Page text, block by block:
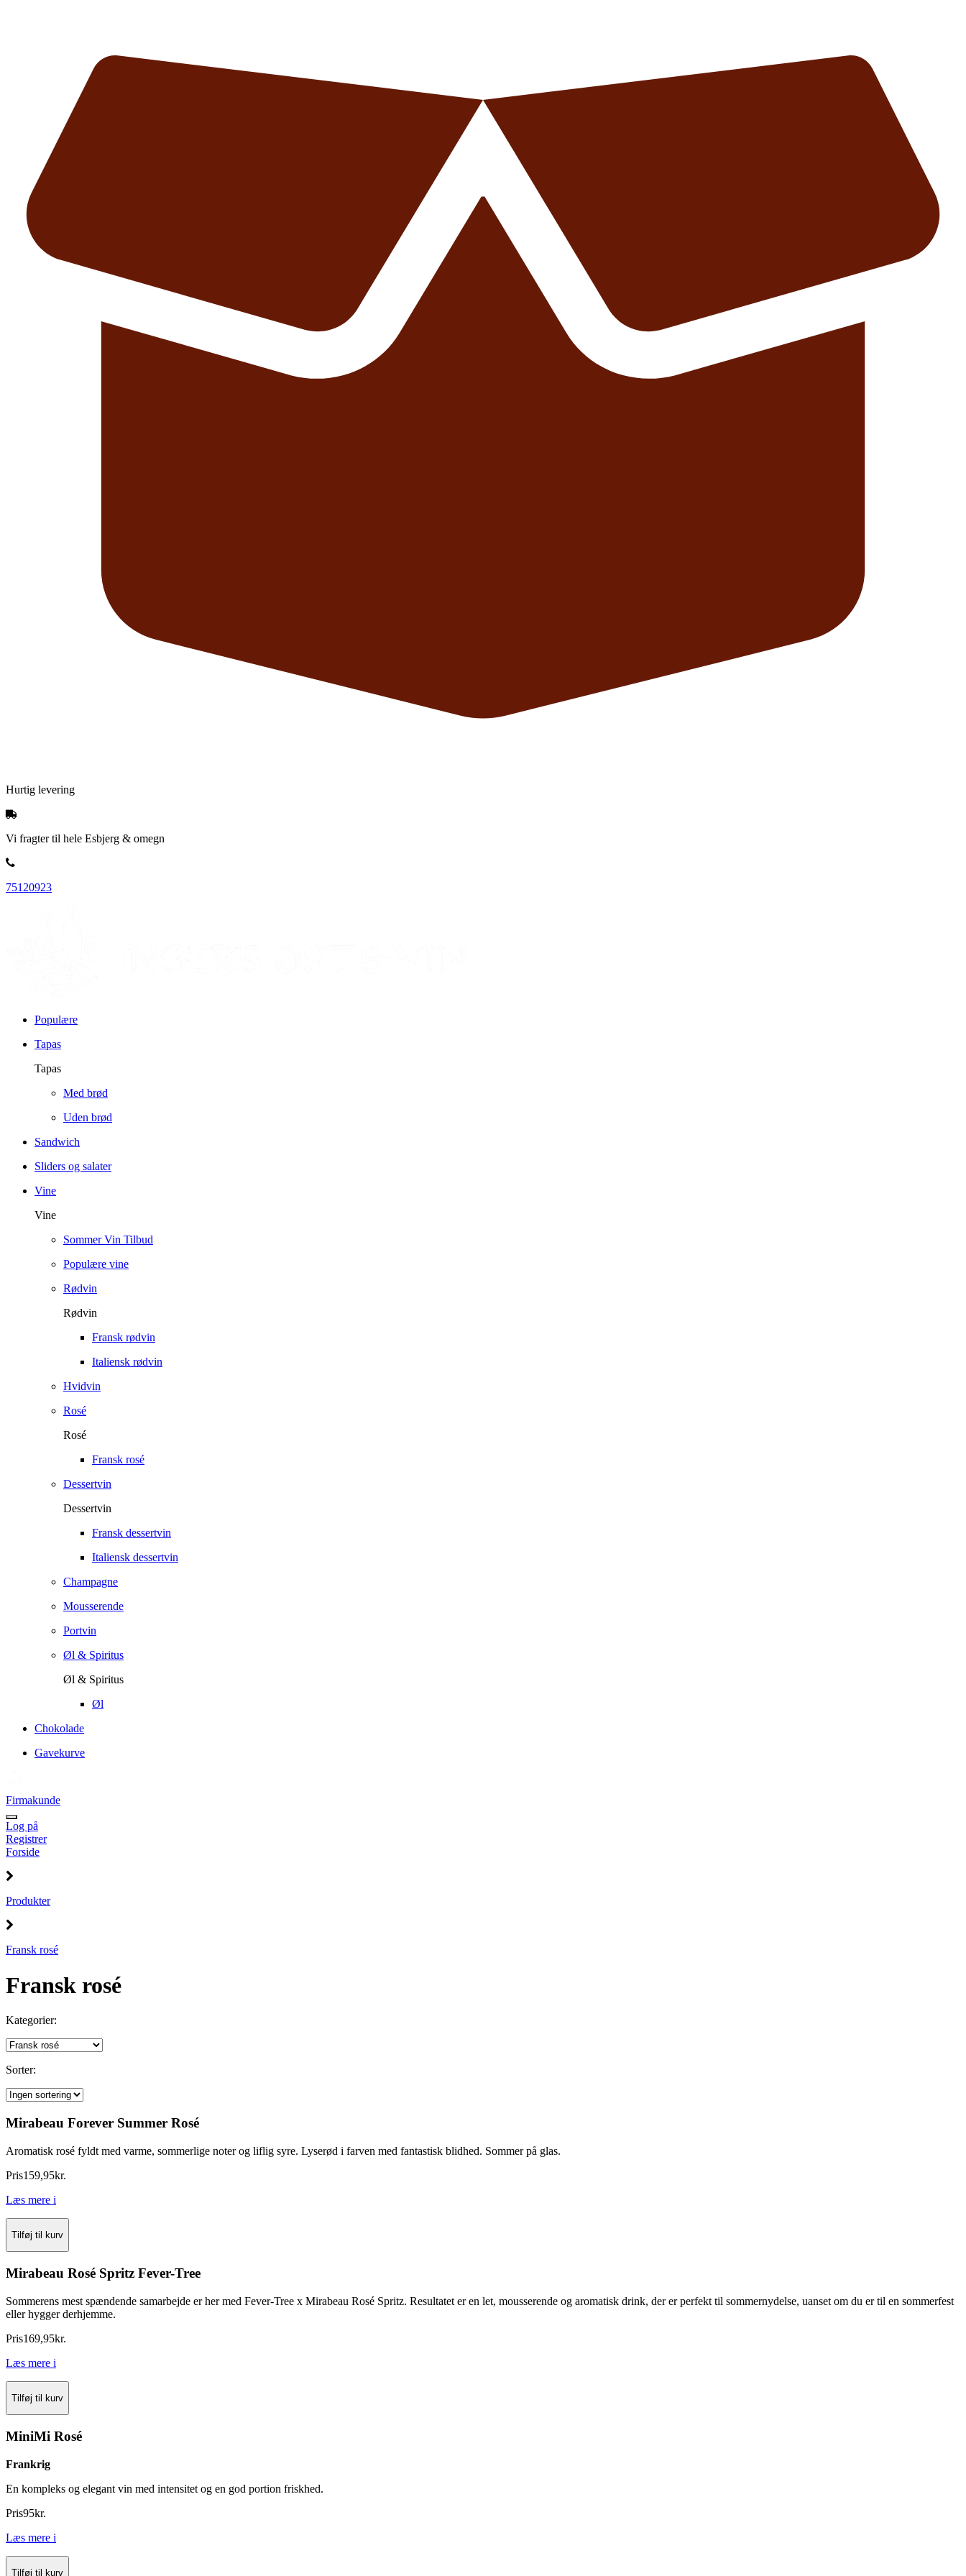
Hurtig levering
Vi fragter til hele Esbjerg & omegn
75120923
Populære
Tapas
Tapas
Med brød
Uden brød
Sandwich
Sliders og salater
Vine
Vine
Sommer Vin Tilbud
Populære vine
Rødvin
Rødvin
Fransk rødvin
Italiensk rødvin
Hvidvin
Rosé
Rosé
Fransk rosé
Dessertvin
Dessertvin
Fransk dessertvin
Italiensk dessertvin
Champagne
Mousserende
Portvin
Øl & Spiritus
Øl & Spiritus
Øl
Chokolade
Gavekurve
Firmakunde
Log på
Registrer
Forside
Produkter
Fransk rosé
Fransk rosé
Kategorier:
Sorter:
Mirabeau Forever Summer Rosé
Aromatisk rosé fyldt med varme, sommerlige noter og liflig syre. Lyserød i farven med fantastisk blidhed. Sommer på glas.
Pris159,95kr.
Læs mere i
Tilføj til kurv
Mirabeau Rosé Spritz Fever-Tree
Sommerens mest spændende samarbejde er her med Fever-Tree x Mirabeau Rosé Spritz. Resultatet er en let, mousserende og aromatisk drink, der er perfekt til sommernydelse, uanset om du er til en sommerfest
eller hygger derhjemme.
Pris169,95kr.
Læs mere i
Tilføj til kurv
MiniMi Rosé
Frankrig
En kompleks og elegant vin med intensitet og en god portion friskhed.
Pris95kr.
Læs mere i
Tilføj til kurv